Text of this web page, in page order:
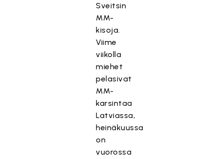
Sveitsin
MM-
kisoja.
Viime
viikolla
miehet
pelasivat
MM-
karsintaa
Latviassa,
heinäkuussa
on
vuorossa